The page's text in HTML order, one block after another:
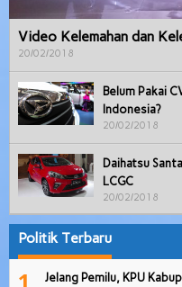
Video Kelemahan dan
20/02/2018
Belum Pakai
Indonesia?
20/02/2018
Daihatsu
LCGC
20/02/2018
Politik Terbaru
1
Jelang Pemilu, KPU